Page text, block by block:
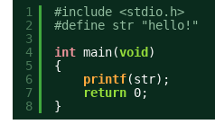
1
2
3
4
5
6
7
8
#include <stdio.h>
#define str "hello!"
int main(void )
{
printf(str);
return 0;
}